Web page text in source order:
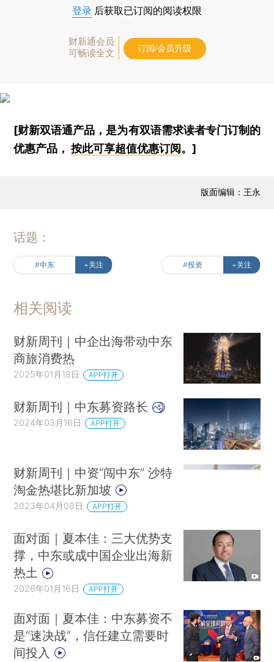
登录 后获取已订阅的阅读权限
财新通会员
可畅读全文
订阅/会员升级
[财新双语通产品，是为有双语需求读者专门订制的
优惠产品，按此可享超值优惠订阅 。]
版面编辑：王永
话题：
#中东 +关注 #投资 +关注
相关阅读
财新周刊｜中企出海带动中东
商旅消费热
2025年01月18日 APP打开
财新周刊｜中东募资路长
2024年03月16日 APP打开
财新周刊｜中资“闯中东” 沙特
淘金热堪比新加坡
2023年04月08日 APP打开
面对面｜夏本佳：三大优势支
撑，中东或成中国企业出海新
热土
2026年01月16日 APP打开
面对面｜夏本佳：中东募资不
是“速决战”，信任建立需要时
间投入